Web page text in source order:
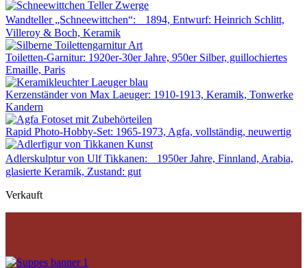
Wandteller „Schneewittchen“: 1894, Entwurf: Heinrich Schlitt,
Villeroy & Boch, Keramik
Toiletten-Garnitur: 1920er-30er Jahre, 950er Silber, guillochiertes
Emaille, Paris
Kerzenständer von Max Laeuger: 1910-1913, Keramik, Tonwerke
Kandern
Rapid Photo-Hobby-Set: 1965-1973, Agfa, vollständig, neuwertig
Adlerskulptur von Ulf Tikkanen: 1950er Jahre, Finnland, Arabia,
glasierte Keramik, Zustand: gut
Verkauft